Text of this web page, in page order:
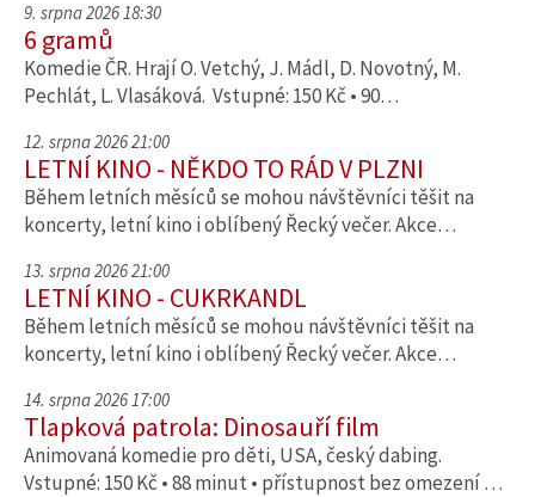
9. srpna 2026 18:30
6 gramů
Komedie ČR. Hrají O. Vetchý, J. Mádl, D. Novotný, M.
Pechlát, L. Vlasáková. Vstupné: 150 Kč • 90…
12. srpna 2026 21:00
LETNÍ KINO - NĚKDO TO RÁD V PLZNI
Během letních měsíců se mohou návštěvníci těšit na
koncerty, letní kino i oblíbený Řecký večer. Akce…
13. srpna 2026 21:00
LETNÍ KINO - CUKRKANDL
Během letních měsíců se mohou návštěvníci těšit na
koncerty, letní kino i oblíbený Řecký večer. Akce…
14. srpna 2026 17:00
Tlapková patrola: Dinosauří film
Animovaná komedie pro děti, USA, český dabing.
Vstupné: 150 Kč • 88 minut • přístupnost bez omezení …